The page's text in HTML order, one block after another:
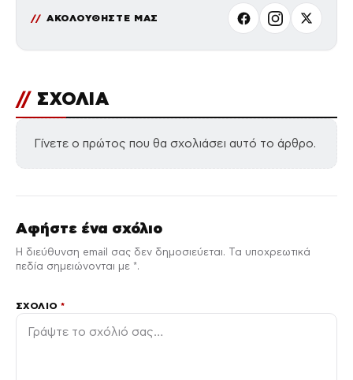
ΑΚΟΛΟΥΘΗΣΤΕ ΜΑΣ
// ΣΧΟΛΙΑ
Γίνετε ο πρώτος που θα σχολιάσει αυτό το άρθρο.
Αφήστε ένα σχόλιο
Η διεύθυνση email σας δεν δημοσιεύεται. Τα υποχρεωτικά
πεδία σημειώνονται με *.
ΣΧΌΛΙΟ*